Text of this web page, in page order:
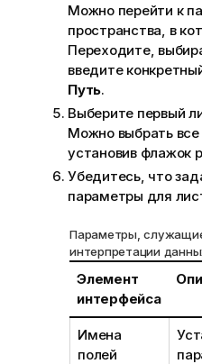
Можно перейти к
пространства, в
Переходите,
введите
Путь.
Выберите первый
Можно выбрать все
установив флажок
Убедитесь, что
параметры для
Параметры,
интерпретации
Элемент
интерфейса
Имена
полей